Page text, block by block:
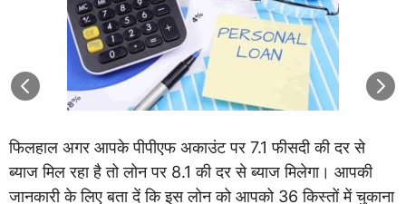
फिलहाल अगर आपके पीपीएफ अकाउंट पर 7.1 फीसदी की दर से
ब्याज मिल रहा है तो लोन पर 8.1 की दर से ब्याज मिलेगा। आपकी
जानकारी के लिए बता दें कि इस लोन को आपको 36 किस्तों में चुकाना